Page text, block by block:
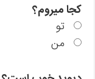
کجا میروم؟
تو
من